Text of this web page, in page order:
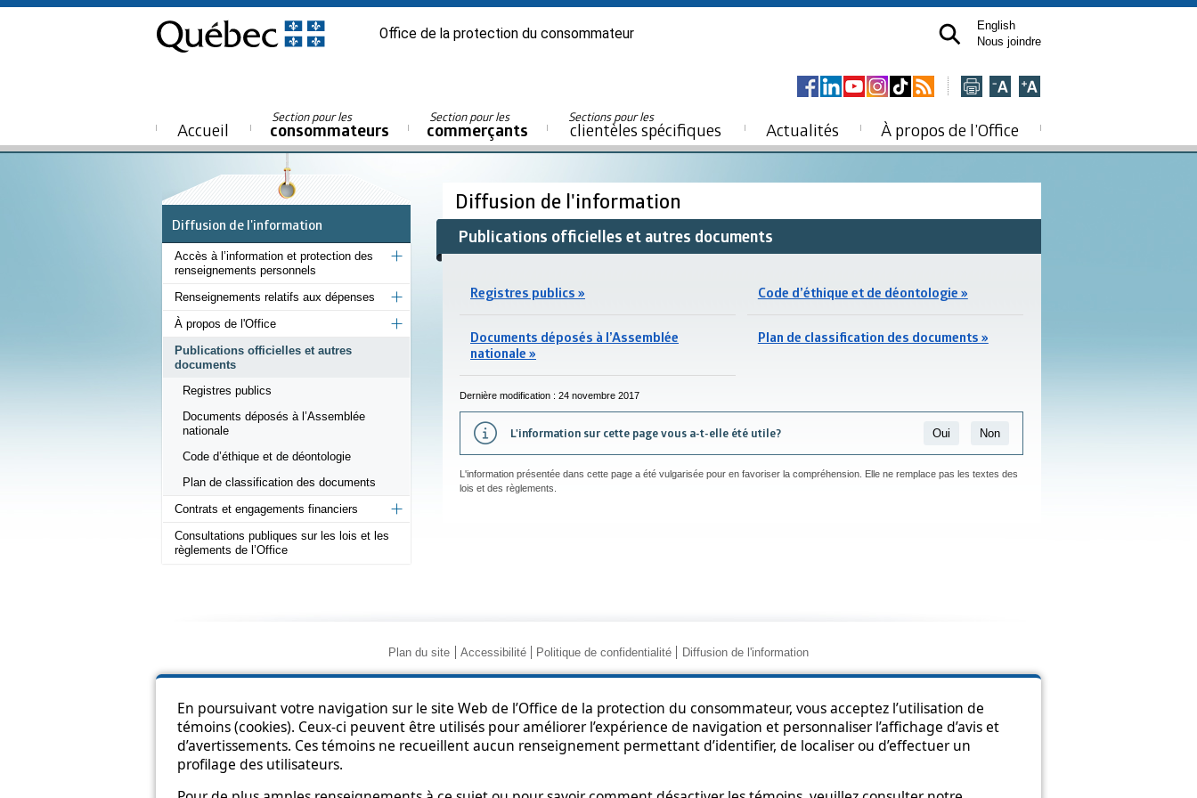
En poursuivant votre navigation sur le site Web de l’Office de la protection du consommateur, vous acceptez l’utilisation de
témoins (cookies). Ceux-ci peuvent être utilisés pour améliorer l’expérience de navigation et personnaliser l’affichage d’avis et
d’avertissements. Ces témoins ne recueillent aucun renseignement permettant d’identifier, de localiser ou d’effectuer un
profilage des utilisateurs.
Office de la protection du consommateur
English
Nous joindre
Accueil
Section pour les
consommateurs
Section pour les
commerçants
Sections pour les
clientèles spécifiques Actualités À propos de l’Office
Diffusion de l'information
Accès à l’information et protection des
renseignements personnels
Renseignements relatifs aux dépenses
À propos de l'Office
Publications officielles et autres
documents
Registres publics
Documents déposés à l’Assemblée
nationale
Code d’éthique et de déontologie
Plan de classification des documents
Contrats et engagements financiers
Consultations publiques sur les lois et les
règlements de l’Office
Diffusion de l'information
Publications officielles et autres documents
Registres publics »
Documents déposés à l’Assemblée
nationale »
Code d’éthique et de déontologie »
Plan de classification des documents »
Dernière modification : 24 novembre 2017
L'information sur cette page vous a-t-elle été utile? Oui Non
L'information présentée dans cette page a été vulgarisée pour en favoriser la compréhension. Elle ne remplace pas les textes des
lois et des règlements.
Plan du site Accessibilité Politique de confidentialité Diffusion de l'information